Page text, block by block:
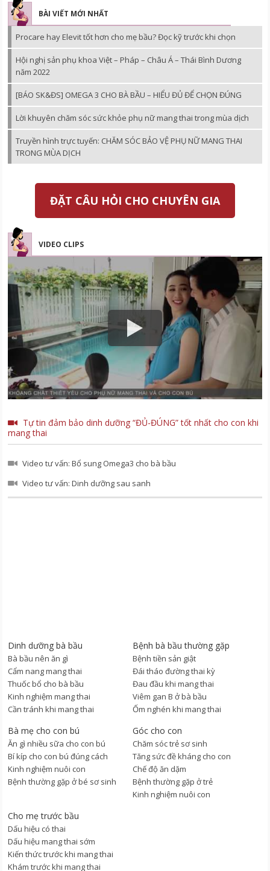
BÀI VIẾT MỚI NHẤT
Procare hay Elevit tốt hơn cho mẹ bầu? Đọc kỹ trước khi chọn
Hội nghị sản phụ khoa Việt – Pháp – Châu Á – Thái Bình Dương
năm 2022
[BÁO SK&ĐS] OMEGA 3 CHO BÀ BẦU – HIỂU ĐỦ ĐỂ CHỌN ĐÚNG
Lời khuyên chăm sóc sức khỏe phụ nữ mang thai trong mùa dịch
Truyền hình trực tuyến: CHĂM SÓC BẢO VỆ PHỤ NỮ MANG THAI
TRONG MÙA DỊCH
ĐẶT CÂU HỎI CHO CHUYÊN GIA
VIDEO CLIPS
Tự tin đảm bảo dinh dưỡng “ĐỦ-ĐÚNG” tốt nhất cho con khi
mang thai
Video tư vấn: Bổ sung Omega3 cho bà bầu
Video tư vấn: Dinh dưỡng sau sanh
Dinh dưỡng bà bầu
Bà bầu nên ăn gì
Cẩm nang mang thai
Thuốc bổ cho bà bầu
Kinh nghiệm mang thai
Cần tránh khi mang thai
Bệnh bà bầu thường gặp
Bệnh tiền sản giật
Đái tháo đường thai kỳ
Đau đầu khi mang thai
Viêm gan B ở bà bầu
Ốm nghén khi mang thai
Bà mẹ cho con bú
Ăn gì nhiều sữa cho con bú
Bí kíp cho con bú đúng cách
Kinh nghiệm nuôi con
Bệnh thường gặp ở bé sơ sinh
Góc cho con
Chăm sóc trẻ sơ sinh
Tăng sức đề kháng cho con
Chế độ ăn dặm
Bệnh thường gặp ở trẻ
Kinh nghiệm nuôi con
Cho mẹ trước bầu
Dấu hiệu có thai
Dấu hiệu mang thai sớm
Kiến thức trước khi mang thai
Khám trước khi mang thai